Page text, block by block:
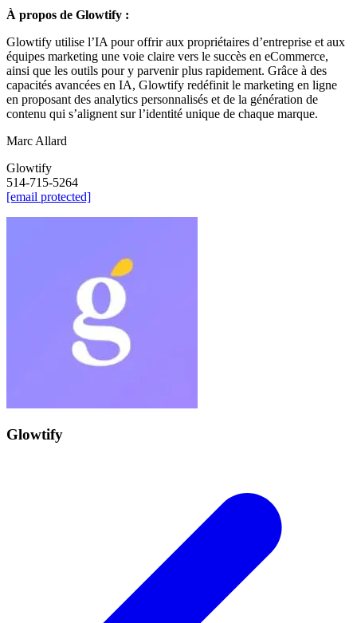
À propos de Glowtify :
Glowtify utilise l’IA pour offrir aux propriétaires d’entreprise et aux
équipes marketing une voie claire vers le succès en eCommerce,
ainsi que les outils pour y parvenir plus rapidement. Grâce à des
capacités avancées en IA, Glowtify redéfinit le marketing en ligne
en proposant des analytics personnalisés et de la génération de
contenu qui s’alignent sur l’identité unique de chaque marque.
Marc Allard
Glowtify
514-715-5264
[email protected]
Glowtify